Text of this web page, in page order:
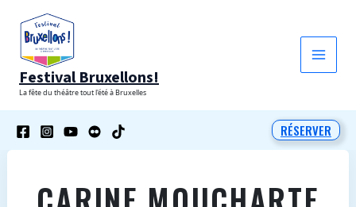
contenu
Festival Bruxellons!
La fête du théâtre tout l'été à Bruxelles
RÉSERVER